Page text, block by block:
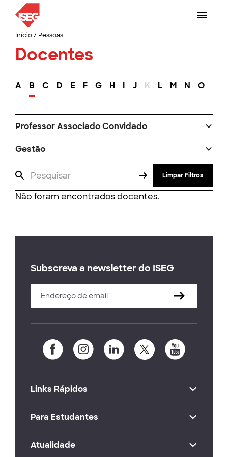
Início/ Pessoas
Docentes
A B C D E F G H I J K L M N O
Professor Associado Convidado
Gestão
Limpar Filtros
Não foram encontrados docentes.
Subscreva a newsletter do ISEG
Links Rápidos
Para Estudantes
Atualidade